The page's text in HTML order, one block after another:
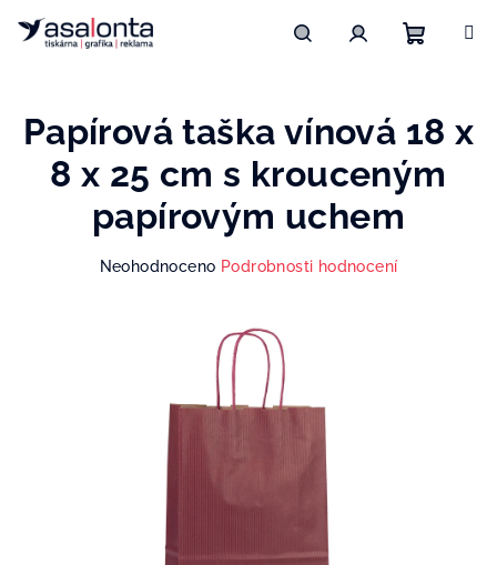
košík
Papírová taška vínová 18 x
8 x 25 cm s krouceným
papírovým uchem
Průměrné
hvězdiček.
Neohodnoceno Podrobnosti hodnocení